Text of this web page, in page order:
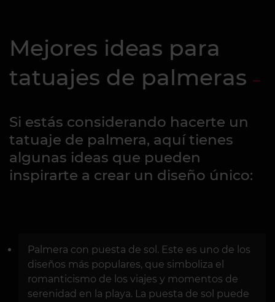
Mejores ideas para
tatuajes de palmeras
Si estás considerando hacerte un
tatuaje de palmera, aquí tienes
algunas ideas que pueden
inspirarte a crear un diseño único:
Palmera con puesta de sol. Este es uno de los
diseños más populares, que simboliza el
romanticismo de los viajes y momentos de
serenidad en la playa. La puesta de sol puede